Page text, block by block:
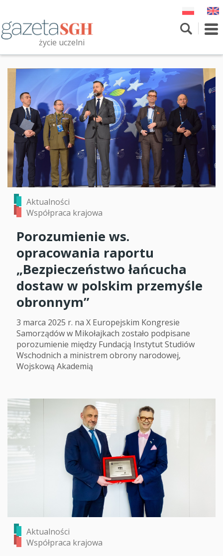
treści
życie uczelni
Aktualności
Współpraca krajowa
Porozumienie ws.
opracowania raportu
„Bezpieczeństwo łańcucha
dostaw w polskim przemyśle
obronnym”
3 marca 2025 r. na X Europejskim Kongresie
Samorządów w Mikołajkach zostało podpisane
porozumienie między Fundacją Instytut Studiów
Wschodnich a ministrem obrony narodowej,
Wojskową Akademią
Aktualności
Współpraca krajowa